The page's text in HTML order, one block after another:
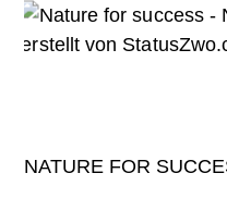
NATURE FOR